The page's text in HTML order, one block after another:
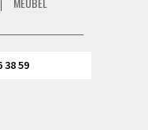
38 59